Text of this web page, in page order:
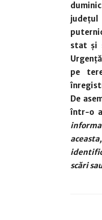
județul
stat și
pe
De
într-o
scări